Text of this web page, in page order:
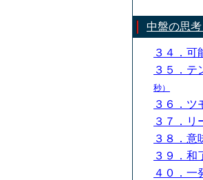
中盤の思考
３４．
３５．
秒）
３６．
３７．
３８．
３９．
４０．